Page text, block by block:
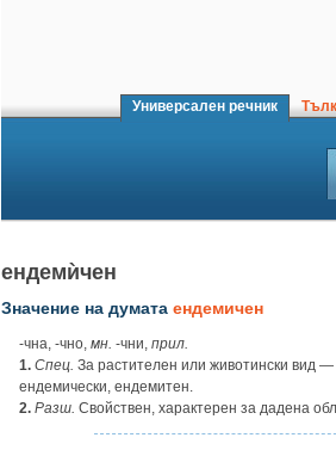
Универсален речник
ендемѝчен
Значение на думата ендемичен
‑чна, ‑чно, мн. ‑чни, прил.
1. Спец. За растителен или животински вид
ендемически, ендемитен.
2. Разш. Свойствен, характерен за дадена